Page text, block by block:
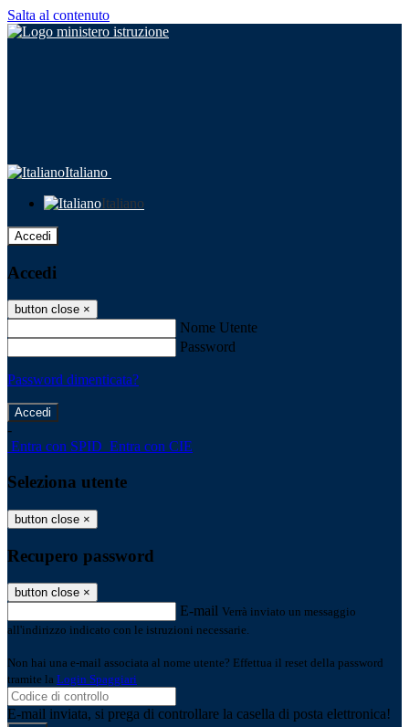
Salta al contenuto
Italiano
Italiano
Accedi
Accedi
button close ×
Nome Utente
Password
Password dimenticata?
-
Entra con SPID Entra con CIE
Seleziona utente
button close ×
Recupero password
button close ×
E-mail Verrà inviato un messaggio
all'indirizzo indicato con le istruzioni necessarie.
Non hai una e-mail associata al nome utente? Effettua il reset della password
tramite la Login Spaggiari
E-mail inviata, si prega di controllare la casella di posta elettronica!